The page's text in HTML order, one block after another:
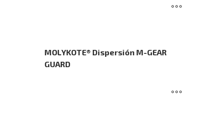
MOLYKOTE® Dispersión M-GEAR
GUARD